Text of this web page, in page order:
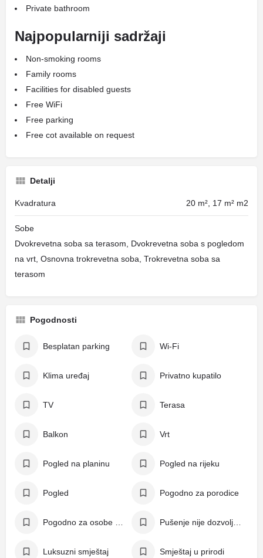
Private bathroom
Najpopularniji sadržaji
Non-smoking rooms
Family rooms
Facilities for disabled guests
Free WiFi
Free parking
Free cot available on request
Detalji
Kvadratura 20 m², 17 m² m2
Sobe
Dvokrevetna soba sa terasom, Dvokrevetna soba s pogledom
na vrt, Osnovna trokrevetna soba, Trokrevetna soba sa
terasom
Pogodnosti
Besplatan parking Wi-Fi
Klima uređaj Privatno kupatilo
TV Terasa
Balkon Vrt
Pogled na planinu Pogled na rijeku
Pogled Pogodno za porodice
Luksuzni smještaj Smještaj u prirodi